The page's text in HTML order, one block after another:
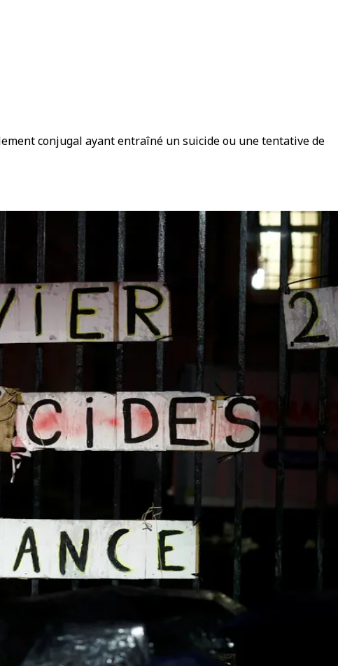
conjugal ayant entraîné un suicide ou une tentative de